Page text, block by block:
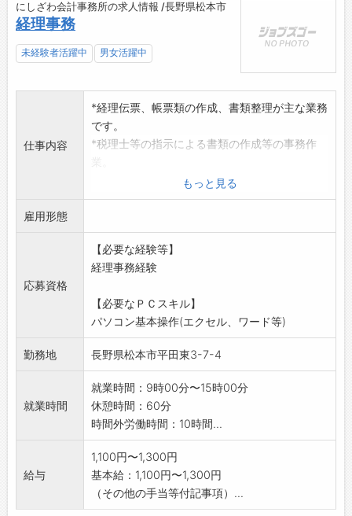
にしざわ会計事務所の求人情報 /長野県松本市
経理事務
未経験者活躍中 男女活躍中
仕事内容
*経理伝票、帳票類の作成、書類整理が主な業務
です。
*税理士等の指示による書類の作成等の事務作
※パソコン基本操作(エクセル、ワード等)を使用
します。
さい。
「変更範囲:事業所の定める業務」
もっと見る
雇用形態
応募資格
【必要な経験等】
経理事務経験
【必要なＰＣスキル】
パソコン基本操作(エクセル、ワード等)
勤務地 長野県松本市平田東3-7-4
就業時間
就業時間：9時00分〜15時00分
休憩時間：60分
時間外労働時間：10時間...
給与
1,100円〜1,300円
基本給：1,100円〜1,300円
（その他の手当等付記事項）...